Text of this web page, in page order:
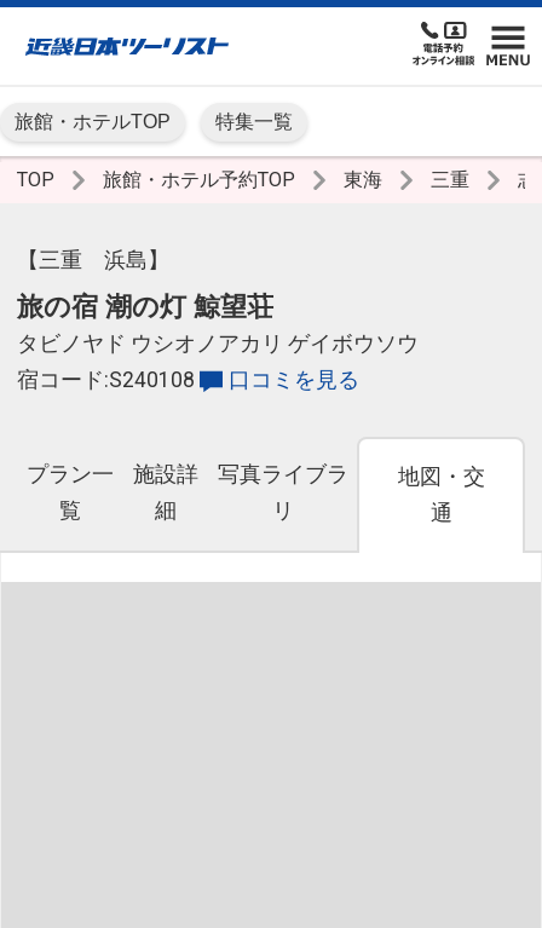
旅館・ホテルTOP 特集一覧
TOP 旅館・ホテル予約TOP 東海 三重 志
【三重 浜島】
旅の宿 潮の灯 鯨望荘
タビノヤド ウシオノアカリ ゲイボウソウ
宿コード:S240108
口コミを見る
プラン一
覧
施設詳
細
写真ライブラ
リ
地図・交
通